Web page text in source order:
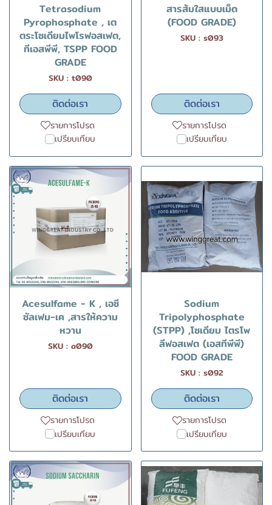
Tetrasodium
Pyrophosphate , เต
ตระโซเดียมไพโรฟอสเฟต,
ทีเอสพีพี, TSPP FOOD
GRADE
SKU : t090
ติดต่อเรา
รายการโปรด
เปรียบเทียบ
สารส้มใสแบบเม็ด
(FOOD GRADE)
SKU : s093
ติดต่อเรา
รายการโปรด
เปรียบเทียบ
Acesulfame - K , เอซี
ซัลเฟม-เค ,สารให้ความ
หวาน
SKU : a090
ติดต่อเรา
รายการโปรด
เปรียบเทียบ
Sodium
Tripolyphosphate
(STPP) ,โซเดียม ไตรโพ
ลีฟอสเฟต (เอสทีพีพี)
FOOD GRADE
SKU : s092
ติดต่อเรา
รายการโปรด
เปรียบเทียบ